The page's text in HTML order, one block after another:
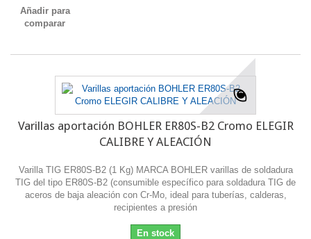
Añadir para
comparar
Varillas aportación BOHLER ER80S-B2 Cromo ELEGIR
CALIBRE Y ALEACIÓN
Varilla TIG ER80S-B2 (1 Kg) MARCA BOHLER varillas de soldadura
TIG del tipo ER80S-B2 (consumible específico para soldadura TIG de
aceros de baja aleación con Cr-Mo, ideal para tuberías, calderas,
recipientes a presión
En stock